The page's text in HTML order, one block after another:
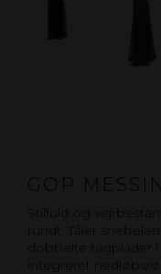
GOP
Stilfuld og
rundt. Tåler
dobbelte tagplader
integreret